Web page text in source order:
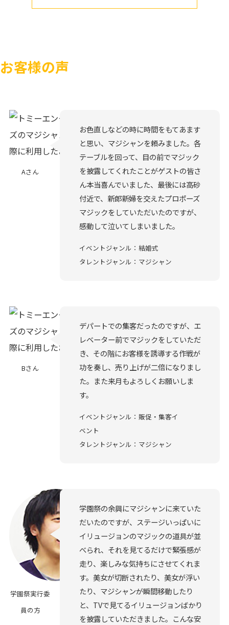
お客様の声
Aさん
お色直しなどの時に時間をもてあます
と思い、マジシャンを頼みました。各
テーブルを回って、目の前でマジック
を披露してくれたことがゲストの皆さ
ん本当喜んでいました、最後には高砂
付近で、新郎新婦を交えたプロポーズ
マジックをしていただいたのですが、
感動して泣いてしまいました。
イベントジャンル：結婚式
タレントジャンル：マジシャン
Bさん
デパートでの集客だったのですが、エ
レベーター前でマジックをしていただ
き、その階にお客様を誘導する作戦が
功を奏し、売り上げが二倍になりまし
た。また来月もよろしくお願いしま
す。
イベントジャンル：販促・集客イ
ベント
タレントジャンル：マジシャン
学園祭実行委
員の方
学園祭の余興にマジシャンに来ていた
だいたのですが、ステージいっぱいに
イリュージョンのマジックの道具が並
べられ、それを見てるだけで緊張感が
走り、楽しみな気持ちにさせてくれま
す。美女が切断されたり、美女が浮い
たり、マジシャンが瞬間移動したり
と、TVで見てるイリュージョンばかり
を披露していただきました。こんな安